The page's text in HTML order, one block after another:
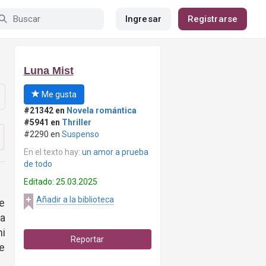
Ingresar Registrarse
Luna Mist
Me gusta
#21342 en Novela romántica
#5941 en Thriller
#2290 en Suspenso
En el texto hay: un amor a prueba
de todo
Editado: 25.03.2025
Añadir a la biblioteca
Reportar